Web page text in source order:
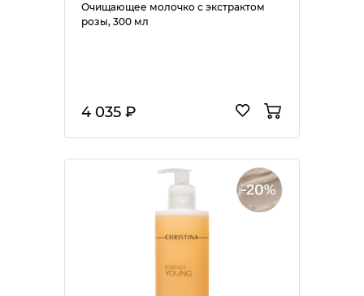
Очищающее молочко с экстрактом
розы, 300 мл
4 035 ₽